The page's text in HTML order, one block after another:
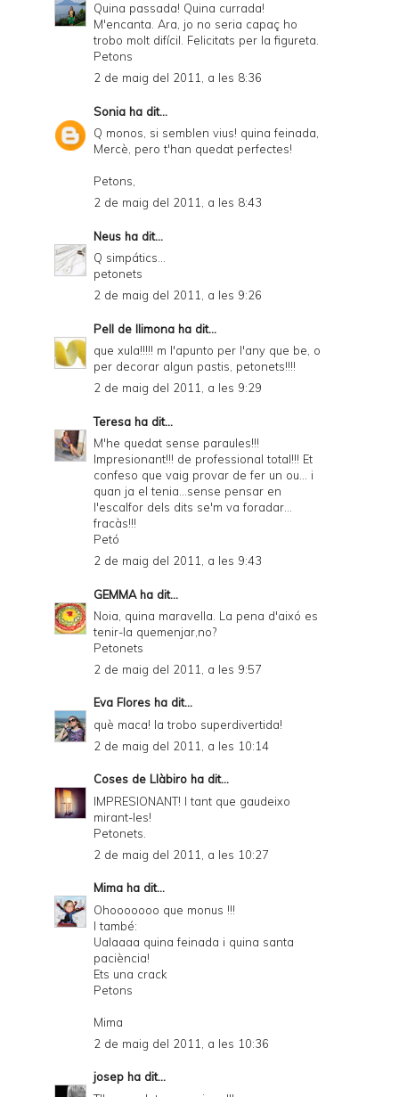
Quina passada! Quina currada!
M'encanta. Ara, jo no seria capaç ho
trobo molt difícil. Felicitats per la figureta.
Petons
2 de maig del 2011, a les 8:36
Sonia ha dit...
Q monos, si semblen vius! quina feinada,
Mercè, pero t'han quedat perfectes!
Petons,
2 de maig del 2011, a les 8:43
Neus ha dit...
Q simpátics...
petonets
2 de maig del 2011, a les 9:26
Pell de llimona ha dit...
que xula!!!!! m l'apunto per l'any que be, o
per decorar algun pastis, petonets!!!!
2 de maig del 2011, a les 9:29
Teresa ha dit...
M'he quedat sense paraules!!!
Impresionant!!! de professional total!!! Et
confeso que vaig provar de fer un ou... i
quan ja el tenia...sense pensar en
l'escalfor dels dits se'm va foradar...
fracàs!!!
Petó
2 de maig del 2011, a les 9:43
GEMMAha dit...
Noia, quina maravella. La pena d'aixó es
tenir-la quemenjar,no?
Petonets
2 de maig del 2011, a les 9:57
Eva Flores ha dit...
què maca! la trobo superdivertida!
2 de maig del 2011, a les 10:14
Coses de Llàbiro ha dit...
IMPRESIONANT! I tant que gaudeixo
mirant-les!
Petonets.
2 de maig del 2011, a les 10:27
Mima ha dit...
Ohooooooo que monus !!!
I també:
Ualaaaa quina feinada i quina santa
paciència!
Ets una crack
Petons
Mima
2 de maig del 2011, a les 10:36
josep ha dit...